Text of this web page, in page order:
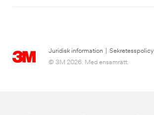
Juridisk information Sekretesspolicy
© 3M 2026. Med ensamrätt.